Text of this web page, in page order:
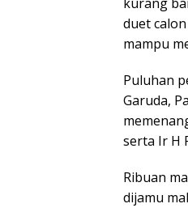
duet
mampu
Puluhan
Garuda,
serta Ir H
Ribuan
dijamu